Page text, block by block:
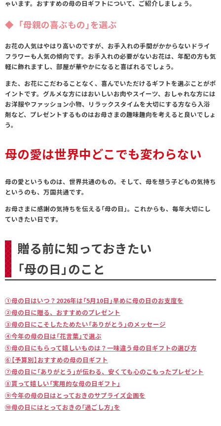
ゃいます。おすすめの母の日ギフトについて、ご紹介しましょう。
「母親の喜ぶもの」を選ぶ
お花の人気はやはり高いのですが、お手入れの手間がかからないドライ
フラワーも人気の傾向です。お手入れの必要がないお花は、年配の方も気
軽に飾れますし、部屋が華やかになると喜ばれるでしょう。
また、お花にこだわることなく、喜んでいただけるギフトを選ぶことがポ
イントです。グルメな方にはおいしいお肉やスイーツ、おしゃれな方には
お洋服やファッション小物、リラックスタイムを大切にする方なら入浴
剤など、プレゼントするものはお母さまの趣味趣向を考えると良いでしょ
う。
母の愛は世界中どこでも変わらない
母の愛というものは、世界共通のもの。そして、母を想う子どもの気持ち
というのも、万国共通です。
お母さまに感謝の気持ちを伝える「母の日」。これからも、毎年大切にし
ていきたい日です。
贈る前に知っておきたい
「母の日」のこと
①母の日はいつ？2026年は「5月10日」早めに母の日のお支度を
②母の日に贈る、おすすめのプレゼント
③母の日にこそしたためたい「ありがとう」のメッセージ
④今年の母の日は「花言葉」で選ぶ
⑤母の日にもらって嬉しいものは？一味違う母の日ギフトの選び方
⑥【予算別】おすすめの母の日ギフト
⑦母の日に「ありがとう」が伝わる、安くても心のこもったプレゼント
⑧貰って嬉しい「実用的な母の日ギフト」
⑨今年の母の日はとっておきのサプライズ企画を
⑩母の日にはとっておきの「過ごし方」を